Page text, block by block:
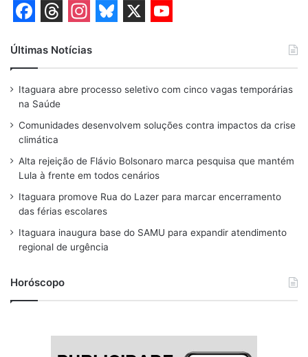
a
c
e
b
o
o
k
h
r
e
a
d
s
n
s
t
a
r
a
m
u
e
s
y
u
T
u
e
Últimas Notícias
Itaguara abre processo seletivo com cinco vagas temporárias
na Saúde
Comunidades desenvolvem soluções contra impactos da crise
climática
Alta rejeição de Flávio Bolsonaro marca pesquisa que mantém
Lula à frente em todos cenários
Itaguara promove Rua do Lazer para marcar encerramento
das férias escolares
Itaguara inaugura base do SAMU para expandir atendimento
regional de urgência
Horóscopo